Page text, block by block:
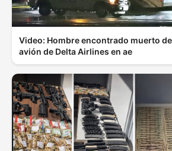
Video: Hombre encontrado muerto
avión de Delta Airlines en ae